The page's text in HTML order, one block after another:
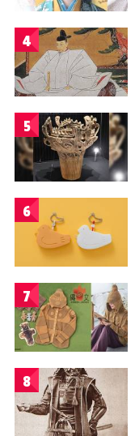
4
5
6
7
8